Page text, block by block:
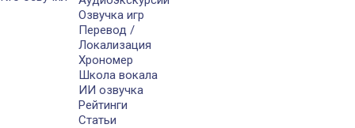
Озвучка игр
Перевод /
Локализация
Хрономер
Школа вокала
ИИ озвучка
Рейтинги
Статьи